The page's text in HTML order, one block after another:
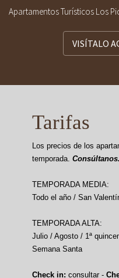
Apartamentos Turísticos Los
VISÍTALO
Tarifas
Los precios de los
temporada. Consúltanos.
TEMPORADA MEDIA:
Todo el año / San
TEMPORADA ALTA:
Julio / Agosto / 1ª
Semana Santa
Check in: consultar -